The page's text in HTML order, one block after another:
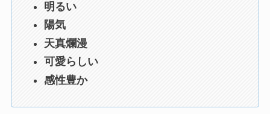
明るい
陽気
天真爛漫
可愛らしい
感性豊か